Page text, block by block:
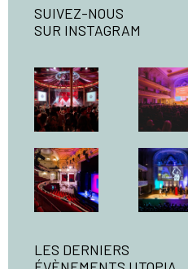
SUIVEZ-NOUS
SUR INSTAGRAM
LES DERNIERS